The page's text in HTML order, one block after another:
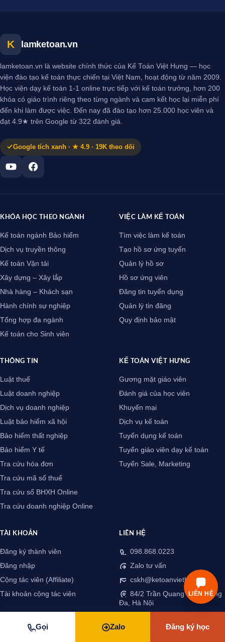
K lamketoan.vn
lamketoan.vn là website chính thức của Kế Toán Việt Hưng — học
viện đào tạo kế toán thực chiến tại Việt Nam, hoạt động từ năm 2009.
Học viện dạy kế toán 1-1 online trực tiếp với kế toán trưởng, hơn 200
khóa có giáo trình riêng theo từng ngành và cam kết học lại miễn phí
đến khi làm được việc. Đến nay đã đào tạo hơn 25.000 học viên và
đạt 4.9★ trên Google từ 322 đánh giá.
Google tích xanh · ★ 4.9 · 19K theo dõi
KHÓA HỌC THEO NGÀNH
Kế toán ngành Bảo hiểm
Dịch vụ truyền thông
Kế toán Vận tải
Xây dựng – Xây lắp
Nhà hàng – Khách sạn
Hành chính sự nghiệp
Tổng hợp đa ngành
Kế toán cho Sinh viên
VIỆC LÀM KẾ TOÁN
Tìm việc làm kế toán
Tạo hồ sơ ứng tuyển
Quản lý hồ sơ
Hồ sơ ứng viên
Đăng tin tuyển dụng
Quản lý tin đăng
Quy định bảo mật
THÔNG TIN
Luật thuế
Luật doanh nghiệp
Dịch vụ doanh nghiệp
Luật bảo hiểm xã hội
Bảo hiểm thất nghiệp
Bảo hiểm Y tế
Tra cứu hóa đơn
Tra cứu mã số thuế
Tra cứu sổ BHXH Online
Tra cứu doanh nghiệp Online
KẾ TOÁN VIỆT HƯNG
Gương mặt giáo viên
Đánh giá của học viên
Khuyến mại
Dịch vụ kế toán
Tuyển dụng kế toán
Tuyển giáo viên dạy kế toán
Tuyển Sale, Marketing
TÀI KHOẢN
Đăng ký thành viên
Đăng nhập
Cộng tác viên (Affiliate)
Tài khoản cộng tác viên
LIÊN HỆ
098.868.0223
Zalo tư vấn
cskh@ketoanviethung.vn
84/2 Trần Quang Diệu, Đống
Đa, Hà Nội
Gọi Zalo Đăng ký học
LIÊN HỆ